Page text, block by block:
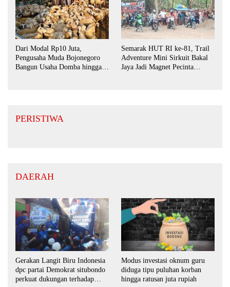
Dari Modal Rp10 Juta,
Pengusaha Muda Bojonegoro
Bangun Usaha Domba hingga
Semarak HUT RI ke-81, Trail
Adventure Mini Sirkuit Bakal
Jaya Jadi Magnet Pecinta
PERISTIWA
DAERAH
Gerakan Langit Biru Indonesia
dpc partai Demokrat situbondo
perkuat dukungan terhadap
Modus investasi oknum guru
diduga tipu puluhan korban
hingga ratusan juta rupiah